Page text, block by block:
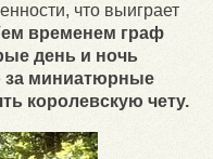
что выиграет
ем временем граф
день и ночь
за миниатюрные
королевскую чету.